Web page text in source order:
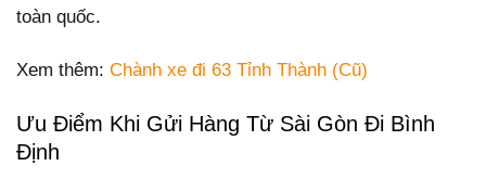
toàn quốc.
Xem thêm: Chành xe đi 63 Tỉnh Thành (Cũ)
Ưu Điểm Khi Gửi Hàng Từ Sài Gòn Đi Bình
Định